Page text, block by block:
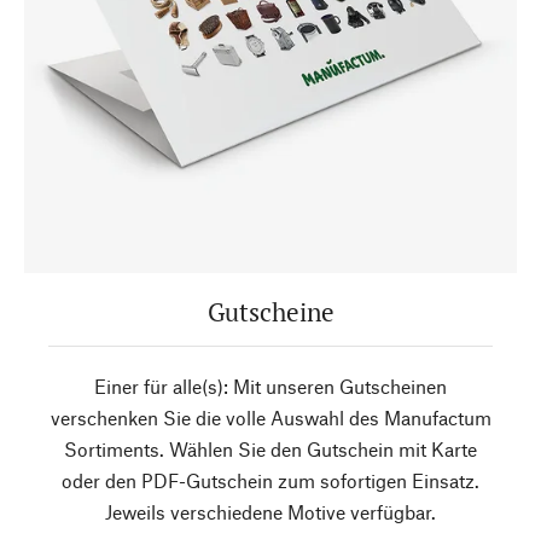
Gutscheine
Einer für alle(s): Mit unseren Gutscheinen
verschenken Sie die volle Auswahl des Manufactum
Sortiments. Wählen Sie den Gutschein mit Karte
oder den PDF-Gutschein zum sofortigen Einsatz.
Jeweils verschiedene Motive verfügbar.